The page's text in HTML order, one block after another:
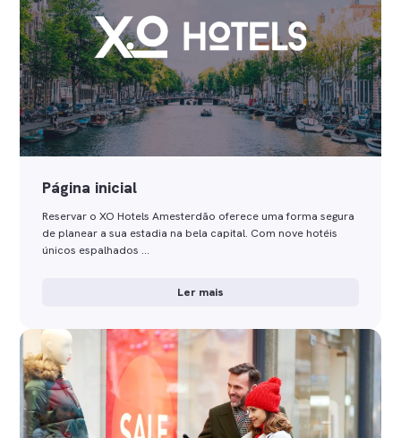
Página inicial
Reservar o XO Hotels Amesterdão oferece uma forma segura
de planear a sua estadia na bela capital. Com nove hotéis
únicos espalhados …
Ler mais